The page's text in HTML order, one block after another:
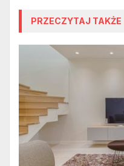
PRZECZYTAJ TAKŻE